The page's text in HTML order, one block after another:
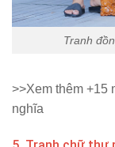
Tranh
>>Xem thêm +15
nghĩa